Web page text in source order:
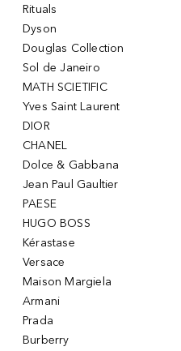
Rituals
Dyson
Douglas Collection
Sol de Janeiro
MATH SCIETIFIC
Yves Saint Laurent
DIOR
CHANEL
Dolce & Gabbana
Jean Paul Gaultier
PAESE
HUGO BOSS
Kérastase
Versace
Maison Margiela
Armani
Prada
Burberry